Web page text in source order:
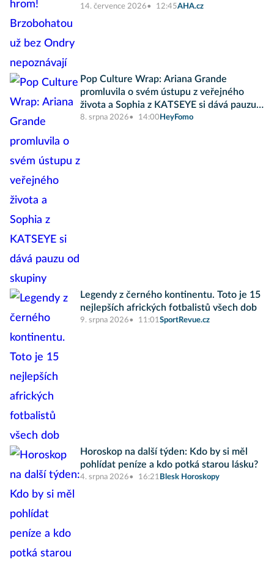
14. července 2026 12:45AHA.cz
Pop Culture Wrap: Ariana Grande
promluvila o svém ústupu z veřejného
života a Sophia z KATSEYE si dává pauzu
od skupiny
8. srpna 2026 14:00 HeyFomo
Legendy z černého kontinentu. Toto je 15
nejlepších afrických fotbalistů všech dob
9. srpna 2026 11:01SportRevue.cz
Horoskop na další týden: Kdo by si měl
pohlídat peníze a kdo potká starou lásku?
4. srpna 2026 16:21 Blesk Horoskopy